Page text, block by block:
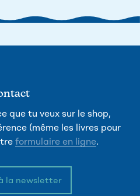
que tu veux sur le shop,
(même les livres pour
formulaire en ligne.
la newsletter